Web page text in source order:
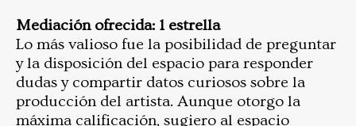
Mediación ofrecida: 1 estrella
Lo más valioso fue la posibilidad de preguntar
y la disposición del espacio para responder
dudas y compartir datos curiosos sobre la
producción del artista. Aunque otorgo la
máxima calificación, sugiero al espacio